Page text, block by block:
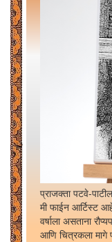
प्राजक्ता पटवे-पाटील
मी फाईन आर्टिस्ट
वर्षाला असताना
आणि चित्रकला मागे